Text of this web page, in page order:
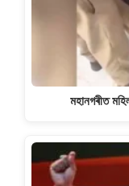
মহানগৰীত